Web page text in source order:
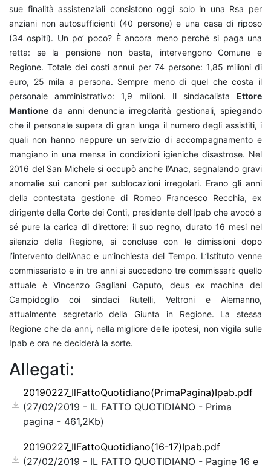
sue finalità assistenziali consistono oggi solo in una Rsa per
anziani non autosufficienti (40 persone) e una casa di riposo
(34 ospiti). Un po’ poco? È ancora meno perché si paga una
retta: se la pensione non basta, intervengono Comune e
Regione. Totale dei costi annui per 74 persone: 1,85 milioni di
euro, 25 mila a persona. Sempre meno di quel che costa il
personale amministrativo: 1,9 milioni. Il sindacalista Ettore
Mantione da anni denuncia irregolarità gestionali, spiegando
che il personale supera di gran lunga il numero degli assistiti, i
quali non hanno neppure un servizio di accompagnamento e
mangiano in una mensa in condizioni igieniche disastrose. Nel
2016 del San Michele si occupò anche l’Anac, segnalando gravi
anomalie sui canoni per sublocazioni irregolari. Erano gli anni
della contestata gestione di Romeo Francesco Recchia, ex
dirigente della Corte dei Conti, presidente dell’Ipab che avocò a
sé pure la carica di direttore: il suo regno, durato 16 mesi nel
silenzio della Regione, si concluse con le dimissioni dopo
l’intervento dell’Anac e un’inchiesta del Tempo. L’Istituto venne
commissariato e in tre anni si succedono tre commissari: quello
attuale è Vincenzo Gagliani Caputo, deus ex machina del
Campidoglio coi sindaci Rutelli, Veltroni e Alemanno,
attualmente segretario della Giunta in Regione. La stessa
Regione che da anni, nella migliore delle ipotesi, non vigila sulle
Ipab e ora ne deciderà la sorte.
Allegati:
20190227_IlFattoQuotidiano(PrimaPagina)Ipab.pdf
(27/02/2019 - IL FATTO QUOTIDIANO - Prima
pagina - 461,2Kb)
20190227_IlFattoQuotidiano(16-17)Ipab.pdf
(27/02/2019 - IL FATTO QUOTIDIANO - Pagine 16 e